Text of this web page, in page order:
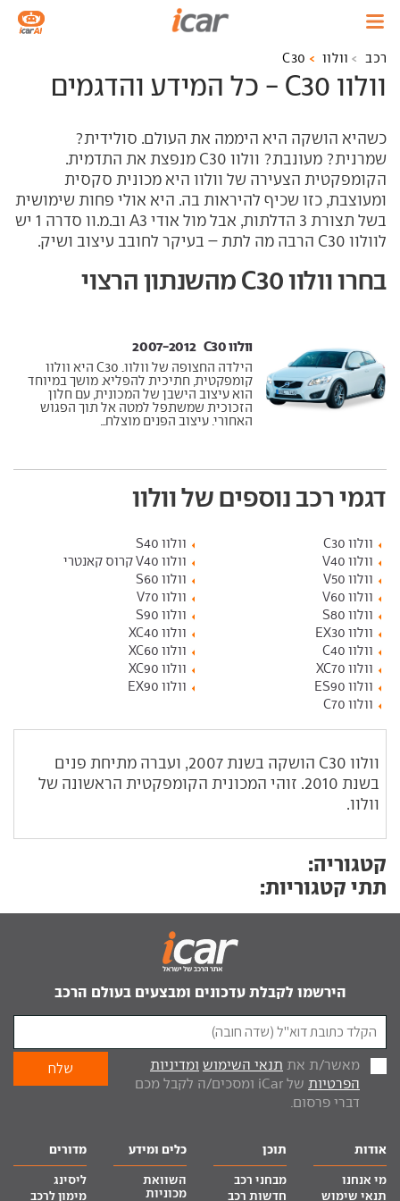
רכב וולוו C30
וולוו C30 - כל המידע והדגמים
כשהיא הושקה היא היממה את העולם. סולידית?
שמרנית? מעונבת? וולוו C30 מנפצת את התדמית.
הקומפקטית הצעירה של וולוו היא מכונית סקסית
ומעוצבת, כזו שכיף להיראות בה. היא אולי פחות שימושית
בשל תצורת 3 הדלתות, אבל מול אודי
A3
וב.מ.וו סדרה 1 יש
לוולוו C30 הרבה מה לתת – בעיקר לחובב עיצוב ושיק.
בחרו וולוו C30 מהשנתון הרצוי
וולוו C30 ‏ 2007-2012
הילדה החצופה של וולוו. C30 היא וולוו
קומפקטית, חתיכית להפליא. מושך במיוחד
הוא עיצוב הישבן של המכונית, עם חלון
הזכוכית שמשתפל למטה אל תוך הפגוש
האחורי. עיצוב הפנים מוצלח...
דגמי רכב נוספים של וולוו
וולוו C30
וולוו S40
וולוו V40
וולוו V40 קרוס קאנטרי
וולוו V50
וולוו S60
וולוו V60
וולוו V70
וולוו S80
וולוו S90
וולוו EX30
וולוו XC40
וולוו C40
וולוו XC60
וולוו XC70
וולוו XC90
וולוו ES90
וולוו EX90
וולוו C70
וולוו C30
הושקה בשנת 2007, ועברה מתיחת פנים
בשנת 2010. זוהי המכונית הקומפקטית הראשונה של
וולוו.
קטגוריה:
תתי קטגוריות:
הירשמו לקבלת עדכונים ומבצעים בעולם הרכב
מאשר/ת את תנאי השימוש ומדיניות
הפרטיות
של iCar ומסכים/ה לקבל מכם
דברי פרסום.
אודות
מי אנחנו
תנאי שימוש
תוכן
מבחני רכב
חדשות רכב
כלים ומידע
השוואת
מכוניות
מדורים
ליסינג
מימון לרכב